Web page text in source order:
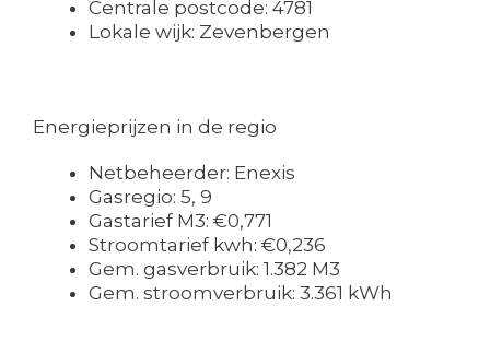
Centrale postcode: 4781
Lokale wijk: Zevenbergen
Energieprijzen in de regio
Netbeheerder: Enexis
Gasregio: 5, 9
Gastarief M3: €0,771
Stroomtarief kwh: €0,236
Gem. gasverbruik: 1.382 M3
Gem. stroomverbruik: 3.361 kWh